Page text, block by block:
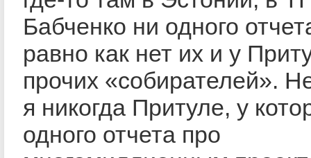
Бабченко ни одного
равно как нет их и у
прочих «собирателей».
я никогда Притуле, у
одного отчета про